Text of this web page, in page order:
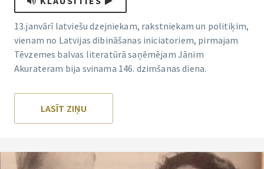
13.janvārī latviešu dzejniekam, rakstniekam un politiķim,
vienam no Latvijas dibināšanas iniciatoriem, pirmajam
Tēvzemes balvas literatūrā saņēmējam Jānim
Akurateram bija svinama 146. dzimšanas diena.
LASĪT ZIŅU